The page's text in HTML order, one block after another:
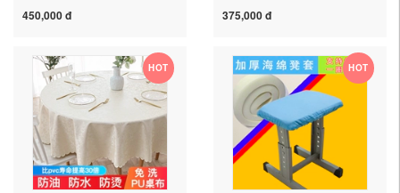
vụ quảng bá đất đai bàn
khăn trải bàn dưới kính
450,000 đ
Sleeve School Tablecloth
bàn ăn
375,000 đ
HOT HOT